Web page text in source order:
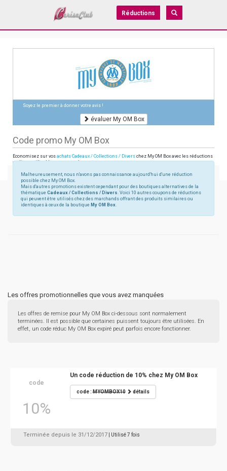
Réductions
Soyez le premier à donner votre avis !
évaluer My OM Box
Code promo My OM Box
Economisez sur vos achats Cadeaux / Collections / Divers chez My OM Box avec les réductions
en ligne utilisables sur myombox.net
Malheureusement, nous n'avons pas connaissance aujourd'hui d'une réduction
possible chez My OM Box.
Mais d'autres promotions existent cependant pour des boutiques alternatives de la
thématique Cadeaux / Collections / Divers. Voici 10 autres coupons de réductions
qui peuvent être utilisés chez des marchands offrant des produits similaires ou
identiques à ceux de la boutique My OM Box.
Les offres promotionnelles que vous avez manquées
Les offres de remise pour My OM Box ci-dessous sont normalement
terminées. Il est possible que certaines puissent toujours être utilisées. En
effet, un code réduc My OM Box expiré peut parfois encore fonctionner.
code
10%
Un code réduction de 10% chez My OM Box
code :MYOMBOX10 détails
Terminée depuis le 31/12/2017 | Utilisé 7 fois